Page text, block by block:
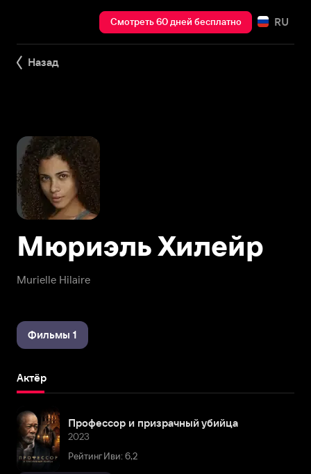
Смотреть 60 дней бесплатно RU
Назад
Murielle Hilaire
Мюриэль Хилейр
Фильмы 1
Актёр
Профессор и призрачный убийца
2023
Рейтинг Иви: 6,2